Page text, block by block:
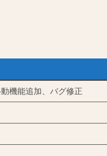
機能追加、バグ修正